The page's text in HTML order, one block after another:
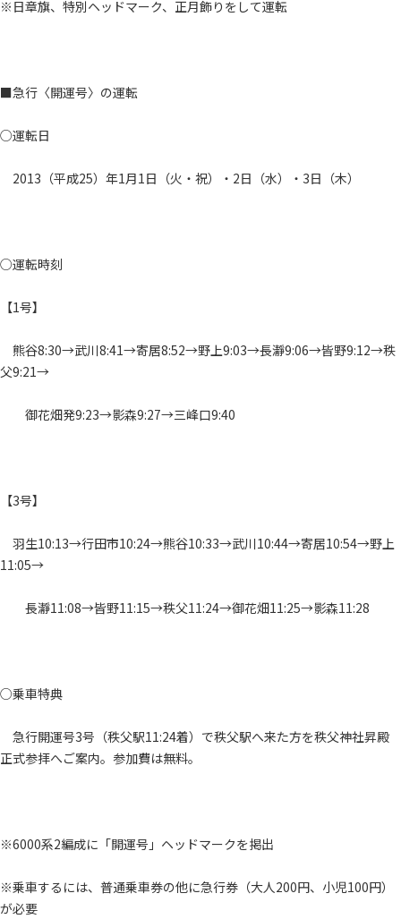
※日章旗、特別ヘッドマーク、正月飾りをして運転
■急行〈開運号〉の運転
○運転日
2013（平成25）年1月1日（火・祝）・2日（水）・3日（木）
○運転時刻
【1号】
熊谷8:30→武川8:41→寄居8:52→野上9:03→長瀞9:06→皆野9:12→秩
父9:21→
御花畑発9:23→影森9:27→三峰口9:40
【3号】
羽生10:13→行田市10:24→熊谷10:33→武川10:44→寄居10:54→野上
11:05→
長瀞11:08→皆野11:15→秩父11:24→御花畑11:25→影森11:28
○乗車特典
急行開運号3号（秩父駅11:24着）で秩父駅へ来た方を秩父神社昇殿
正式参拝へご案内。参加費は無料。
※6000系2編成に「開運号」ヘッドマークを掲出
※乗車するには、普通乗車券の他に急行券（大人200円、小児100円）
が必要